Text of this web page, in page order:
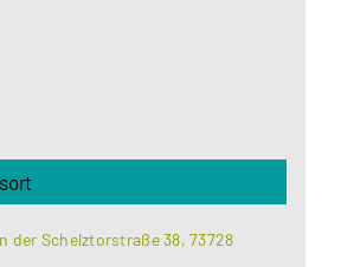
der Schelztorstraße 38, 73728